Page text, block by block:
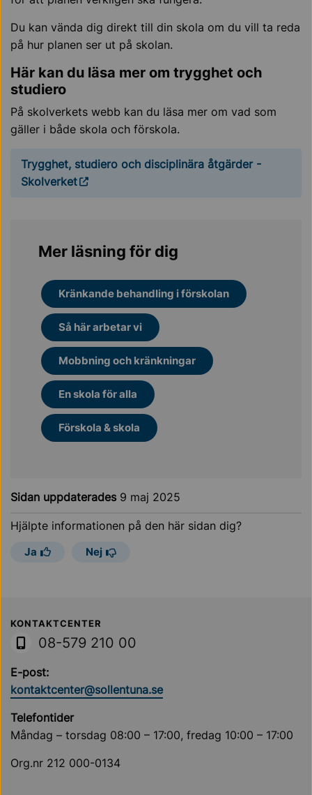
Du kan vända dig direkt till din skola om du vill ta reda
på hur planen ser ut på skolan.
Här kan du läsa mer om trygghet och
studiero
På skolverkets webb kan du läsa mer om vad som
gäller i både skola och förskola.
Trygghet, studiero och disciplinära åtgärder -
Skolverket
Mer läsning för dig
Kränkande behandling i förskolan
Så här arbetar vi
Mobbning och kränkningar
En skola för alla
Förskola & skola
Sidan uppdaterades 9 maj 2025
Hjälpte informationen på den här sidan dig?
Ja Nej
Sollentuna Kommun
KONTAKTCENTER
08-579 210 00
E-post:
kontaktcenter@sollentuna.se
Telefontider
Måndag – torsdag 08:00 – 17:00, fredag 10:00 – 17:00
Org.nr 212 000-0134